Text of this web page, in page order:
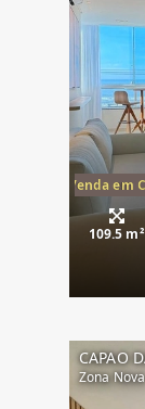
Mar à Venda em
109.5 m²
CAPAO
Zona Nova